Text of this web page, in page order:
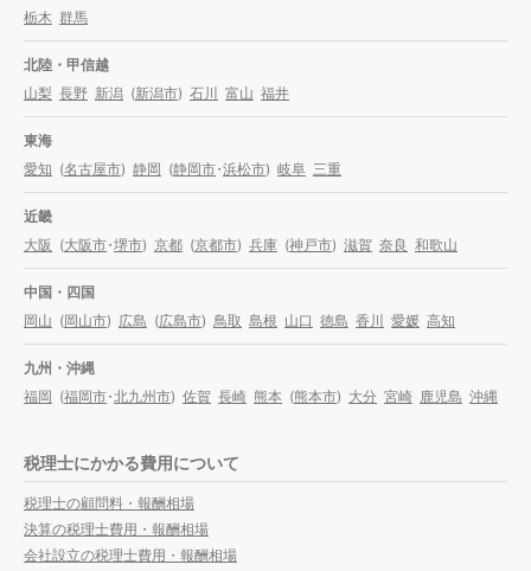
栃木 群馬
北陸・甲信越
山梨 長野 新潟 (新潟市) 石川 富山 福井
東海
愛知 (名古屋市) 静岡 (静岡市・浜松市) 岐阜 三重
近畿
大阪 (大阪市・堺市) 京都 (京都市) 兵庫 (神戸市) 滋賀 奈良 和歌山
中国・四国
岡山 (岡山市) 広島 (広島市) 鳥取 島根 山口 徳島 香川 愛媛 高知
九州・沖縄
福岡 (福岡市・北九州市) 佐賀 長崎 熊本 (熊本市) 大分 宮崎 鹿児島 沖縄
税理士にかかる費用について
税理士の顧問料・報酬相場
決算の税理士費用・報酬相場
会社設立の税理士費用・報酬相場